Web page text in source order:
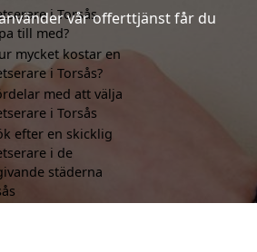
vår offerttjänst får du
i Torsås
till med?
mycket kostar en
i Torsås?
med att välja
i Torsås
efter en skicklig
i de
städerna